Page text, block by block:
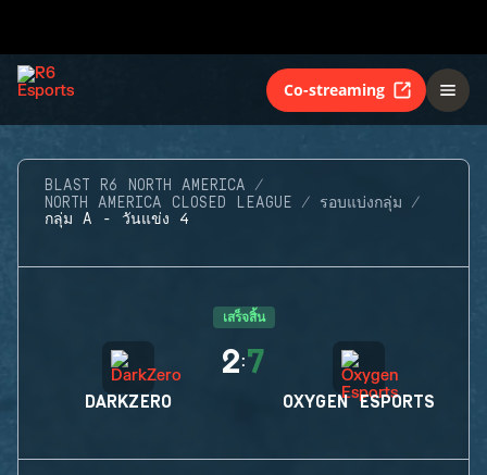
Co-streaming
BLAST R6 NORTH AMERICA
NORTH AMERICA CLOSED LEAGUE
รอบแบ่งกลุ่ม
กลุ่ม A - วันแข่ง 4
เสร็จสิ้น
DARKZERO
2:7
OXYGEN ESPORTS